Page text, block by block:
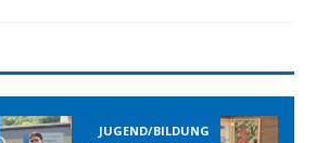
JUGEND/BILDUNG